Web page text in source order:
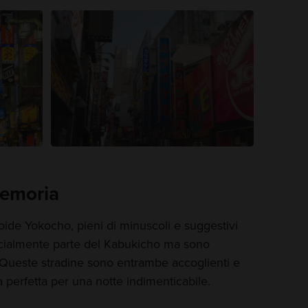
Yokocho, pieni di minuscoli e suggestivi
parte del Kabukicho ma sono
stradine sono entrambe accoglienti e
per una notte indimenticabile.